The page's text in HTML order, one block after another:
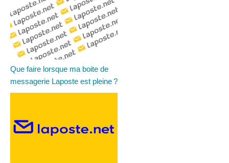
Que faire lorsque ma boite de
messagerie Laposte est pleine ?